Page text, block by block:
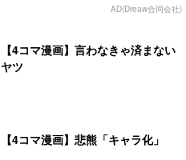
AD(Dreaw合同会社)
【4コマ漫画】言わなきゃ済まない
ヤツ
【4コマ漫画】悲熊「キャラ化」